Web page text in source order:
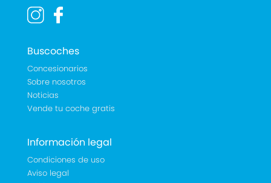
Buscoches
Concesionarios
Sobre nosotros
Noticias
Vende tu coche gratis
Información legal
Condiciones de uso
Aviso legal